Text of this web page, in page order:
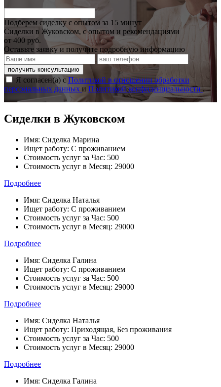
Подберем сиделку с опытом за 15 минут
Сиделки в Жуковском, с опытом и рекомендациями
от 400 руб.
Оставьте заявку и получите подробную информацию
получить консультацию
Я согласен(а) с Политикой в отношении обработки
персональных данных и Политикой конфиденциальности.
Сиделки в Жуковском
Имя: Сиделка Марина
Ищет работу: С проживанием
Стоимость услуг за Час: 500
Стоимость услуг в Месяц: 29000
Подробнее
Имя: Сиделка Наталья
Ищет работу: С проживанием
Стоимость услуг за Час: 500
Стоимость услуг в Месяц: 29000
Подробнее
Имя: Сиделка Галина
Ищет работу: С проживанием
Стоимость услуг за Час: 500
Стоимость услуг в Месяц: 29000
Подробнее
Имя: Сиделка Наталья
Ищет работу: Приходящая, Без проживания
Стоимость услуг за Час: 500
Стоимость услуг в Месяц: 29000
Подробнее
Имя: Сиделка Галина